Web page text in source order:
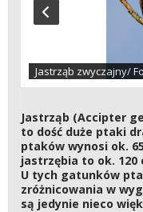
Jastrząb zwyczajny/
Jastrząb (Accipter
to dość duże ptaki
ptaków wynosi ok.
jastrzębia to ok. 120
U tych gatunków
zróżnicowania w
są jedynie nieco